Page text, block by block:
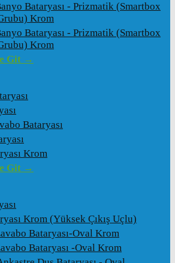
Bataryası - Prizmatik (Smartbox
Krom
Bataryası - Prizmatik (Smartbox
Krom
Git →
Bataryası
Krom
Git →
Krom (Yüksek Çıkış Uçlu)
Bataryası-Oval Krom
Bataryası -Oval Krom